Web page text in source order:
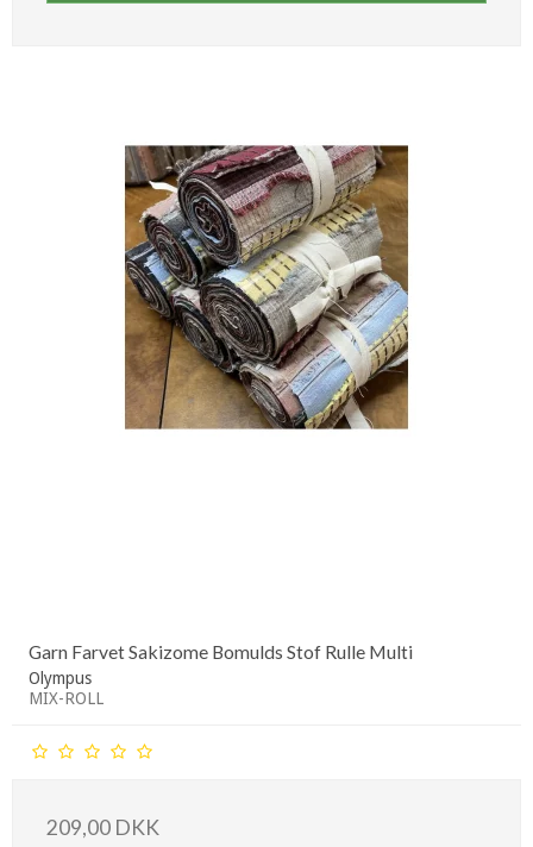
Garn Farvet Sakizome Bomulds Stof Rulle Multi
Olympus
MIX-ROLL
209,00 DKK